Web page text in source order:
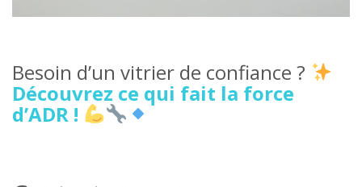
Besoin d’un vitrier de confiance ?
Découvrez ce qui fait la force
d’ADR !